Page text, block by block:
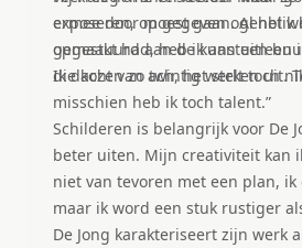
ermee door moest gaan. Al het
gemaakt had, heb ik aan een
Ik dacht van ach, het stelt toch
exposeren, op gegeven ogenblik
opgestuurd aan de kunstuitleen
die kozen zo twintig werken uit.
misschien heb ik toch talent.”
Schilderen is belangrijk voor De
beter uiten. Mijn creativiteit kan
niet van tevoren met een plan, ik
maar ik word een stuk rustiger
De Jong karakteriseert zijn werk